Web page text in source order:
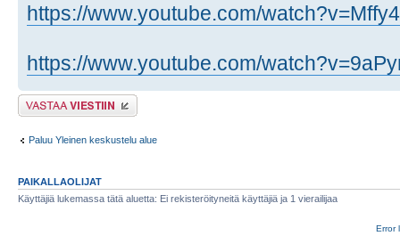
https://www.youtube.com/
https://www.youtube.com/
Lähetä vastaus
Paluu Yleinen keskustelu alue
PAIKALLAOLIJAT
Käyttäjiä lukemassa tätä aluetta: Ei rekisteröityneitä käyttäjiä ja 1 vierailijaa
Error